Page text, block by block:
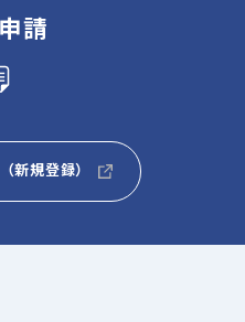
請
新規登録）